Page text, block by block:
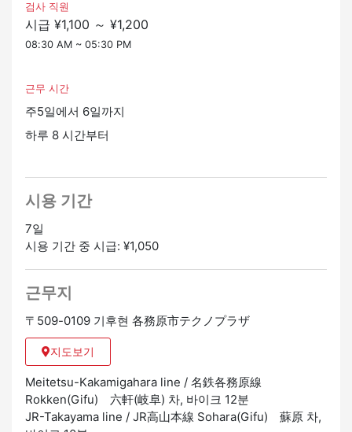
검사 직원
시급 ¥1,100 ～ ¥1,200
08:30 AM ~ 05:30 PM
근무 시간
주5일에서 6일까지
하루 8 시간부터
시용 기간
7일
시용 기간 중 시급: ¥1,050
근무지
〒509-0109 기후현 各務原市テクノプラザ
지도보기
Meitetsu-Kakamigahara line / 名鉄各務原線
Rokken(Gifu) 六軒(岐阜) 차, 바이크 12분
JR-Takayama line / JR高山本線 Sohara(Gifu) 蘇原 차,